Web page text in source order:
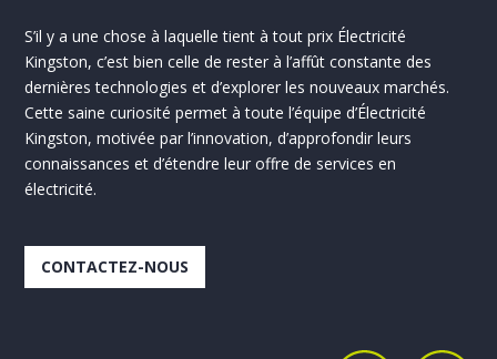
S’il y a une chose à laquelle tient à tout prix Électricité
Kingston, c’est bien celle de rester à l’affût constante des
dernières technologies et d’explorer les nouveaux marchés.
Cette saine curiosité permet à toute l’équipe d’Électricité
Kingston, motivée par l’innovation, d’approfondir leurs
connaissances et d’étendre leur offre de services en
électricité.
CONTACTEZ-NOUS